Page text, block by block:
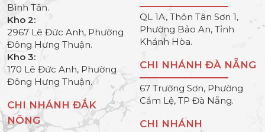
Bình Tân.
Kho 2:
2967 Lê Đức Anh, Phường
Đông Hưng Thuận.
Kho 3:
170 Lê Đức Anh, Phường
Đông Hưng Thuận.
CHI NHÁNH ĐẮK
NÔNG
QL 1A, Thôn Tân Sơn 1,
Phường Bảo An, Tỉnh
Khánh Hòa.
CHI NHÁNH ĐÀ NẴNG
67 Trường Sơn, Phường
Cẩm Lệ, TP Đà Nẵng.
CHI NHÁNH